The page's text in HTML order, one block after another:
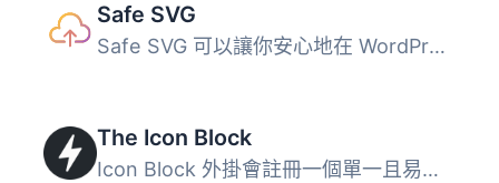
Safe SVG
Safe SVG 可以讓你安心地在 WordPress 中上傳 SVG 檔案！ 它...
The Icon Block
Icon Block 外掛會註冊一個單一且易於使用的區塊，讓您可以在...